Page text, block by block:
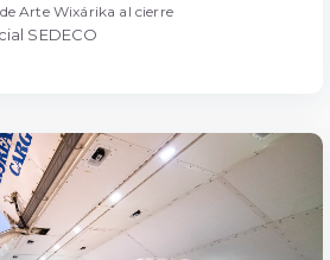
Arte Wixárika al cierre
SEDECO